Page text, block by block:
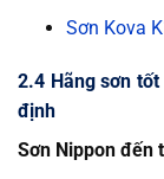
Sơn Kova
2.4 Hãng sơn
định
Sơn Nippon đến